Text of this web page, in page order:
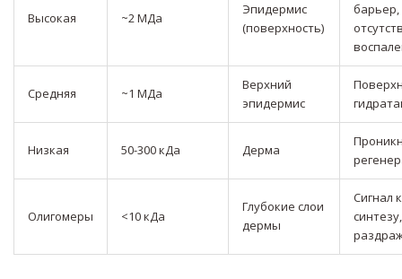
Высокая ~2 МДа
Эпидермис
(поверхность)
барьер,
Средняя ~1 МДа
Верхний
эпидермис
Низкая 50-300 кДа Дерма
Олигомеры <10 кДа
Глубокие слои
дермы
Сигнал к